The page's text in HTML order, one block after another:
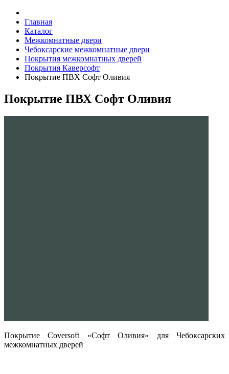
Главная
Каталог
Межкомнатные двери
Чебоксарские межкомнатные двери
Покрытия межкомнатных дверей
Покрытия Каверсофт
Покрытие ПВХ Софт Оливия
Покрытие ПВХ Софт Оливия
Покрытие Coversoft «Софт Оливия» для Чебоксарских
межкомнатных дверей